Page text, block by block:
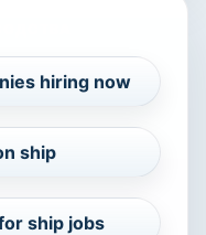
hiring now
ship
ship jobs